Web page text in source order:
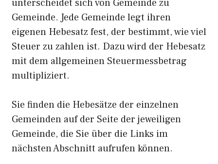
unterscheidet sich von Gemeinde zu
Gemeinde. Jede Gemeinde legt ihren
eigenen Hebesatz fest, der bestimmt, wie viel
Steuer zu zahlen ist. Dazu wird der Hebesatz
mit dem allgemeinen Steuermessbetrag
multipliziert.
Sie finden die Hebesätze der einzelnen
Gemeinden auf der Seite der jeweiligen
Gemeinde, die Sie über die Links im
nächsten Abschnitt aufrufen können.